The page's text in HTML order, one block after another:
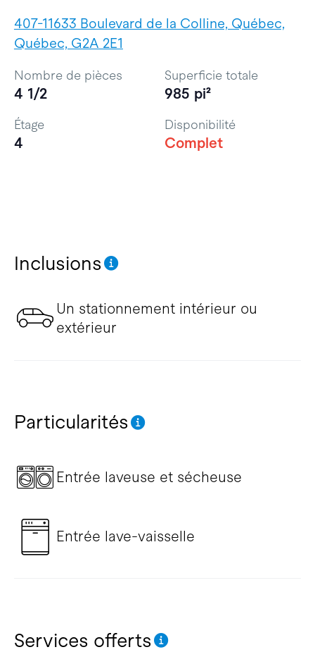
407-11633 Boulevard de la Colline, Québec,
Québec, G2A 2E1
Inclusions
Un stationnement intérieur ou
extérieur
Particularités
Entrée laveuse et sécheuse
Entrée lave-vaisselle
Services offerts
Nombre de pièces
4 1/2
Superficie totale
985 pi²
Étage
4
Disponibilité
Complet